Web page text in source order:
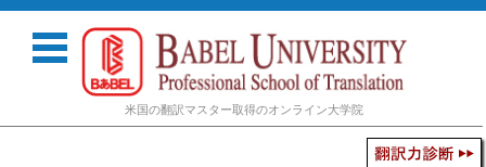
米国の翻訳マスター取得のオンライン大学院